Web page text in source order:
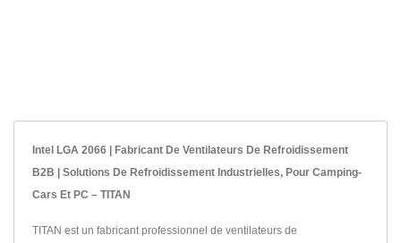
Intel LGA 2066 | Fabricant De Ventilateurs De Refroidissement
B2B | Solutions De Refroidissement Industrielles, Pour Camping-
Cars Et PC – TITAN
TITAN est un fabricant professionnel de ventilateurs de